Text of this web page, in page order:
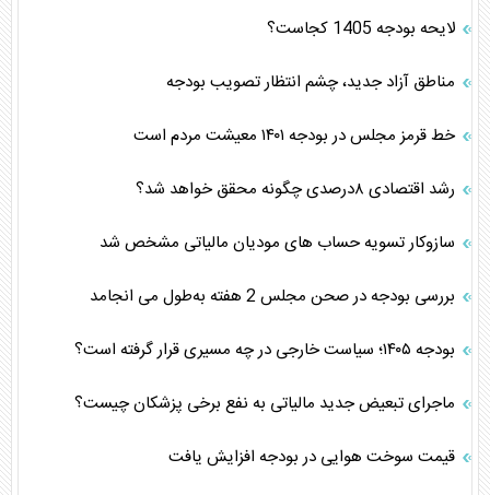
لایحه بودجه 1405 کجاست؟
مناطق آزاد جدید، چشم انتظار تصویب بودجه
خط قرمز مجلس در بودجه ۱۴۰۱ معیشت مردم است
رشد اقتصادی ۸درصدی چگونه محقق خواهد شد؟
سازوکار تسویه حساب های مودیان مالیاتی مشخص شد
بررسی بودجه در صحن مجلس 2 هفته به‌طول می انجامد
بودجه ۱۴۰۵؛ سیاست خارجی در چه مسیری قرار گرفته است؟
ماجرای تبعیض جدید مالیاتی به نفع برخی پزشکان چیست؟
قیمت سوخت هوایی در بودجه افزایش یافت